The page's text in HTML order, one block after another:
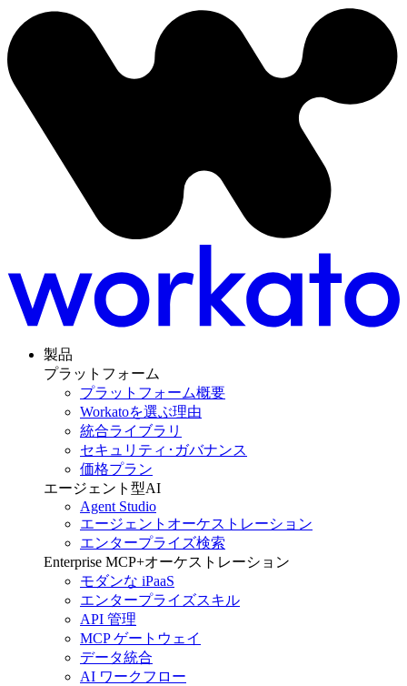
製品
プラットフォーム
プラットフォーム概要
Workatoを選ぶ理由
統合ライブラリ
セキュリティ･ガバナンス
価格プラン
エージェント型AI
Agent Studio
エージェントオーケストレーション
エンタープライズ検索
Enterprise MCP+オーケストレーション
モダンな iPaaS
エンタープライズスキル
API 管理
MCP ゲートウェイ
データ統合
AI ワークフロー